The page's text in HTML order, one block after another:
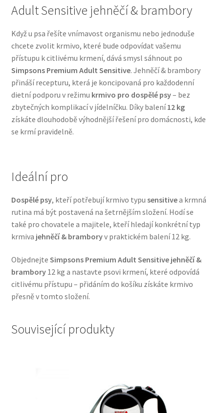
Ortopedické pelíšky
Přepravky pro psy
Purizon pro psy — Vysoký obsah masa, bez obilovin
Royal Canin pro psy
Veterinární dieta pro psy
Wolf of Wilderness
Adult Sensitive jehněčí & brambory
Když u psa řešíte vnímavost organismu nebo jednoduše
chcete zvolit krmivo, které bude odpovídat vašemu
přístupu k citlivému krmení, dává smysl sáhnout po
Simpsons Premium Adult Sensitive. Jehněčí & brambory
přináší recepturu, která je koncipovaná pro každodenní
dietní podporu v režimu krmivo pro dospělé psy– bez
zbytečných komplikací v jídelníčku. Díky balení12 kg
získáte dlouhodobě výhodnější řešení pro domácnosti, kde
se krmí pravidelně.
Ideální pro
Dospělé psy, kteří potřebují krmivo typu sensitivea krmná
rutina má být postavená na šetrnějším složení. Hodí se
také pro chovatele a majitele, kteří hledají konkrétní typ
krmiva jehněčí & bramboryv praktickém balení 12 kg.
Objednejte Simpsons Premium Adult Sensitive jehněčí &
brambory12 kg a nastavte psovi krmení, které odpovídá
citlivému přístupu – přidáním do košíku získáte krmivo
přesně v tomto složení.
Související produkty